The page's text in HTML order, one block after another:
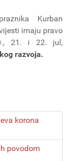
Kurban
imaju pravo
21. i 22. jul,
razvoja.
korona
povodom